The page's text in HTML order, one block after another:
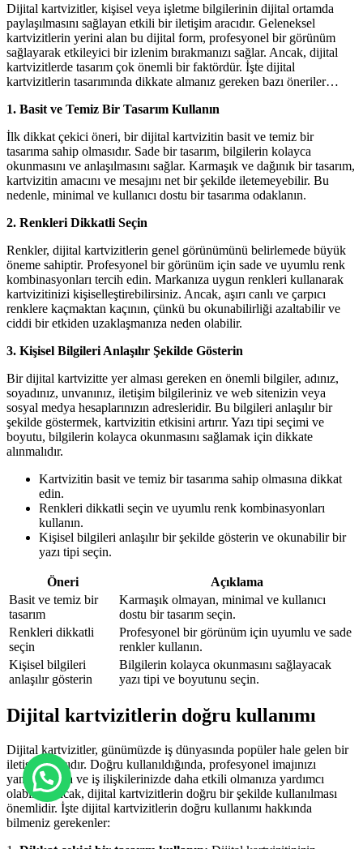
Dijital kartvizitler, kişisel veya işletme bilgilerinin dijital ortamda
paylaşılmasını sağlayan etkili bir iletişim aracıdır. Geleneksel
kartvizitlerin yerini alan bu dijital form, profesyonel bir görünüm
sağlayarak etkileyici bir izlenim bırakmanızı sağlar. Ancak, dijital
kartvizitlerde tasarım çok önemli bir faktördür. İşte dijital
kartvizitlerin tasarımında dikkate almanız gereken bazı öneriler…
1. Basit ve Temiz Bir Tasarım Kullanın
İlk dikkat çekici öneri, bir dijital kartvizitin basit ve temiz bir
tasarıma sahip olmasıdır. Sade bir tasarım, bilgilerin kolayca
okunmasını ve anlaşılmasını sağlar. Karmaşık ve dağınık bir tasarım,
kartvizitin amacını ve mesajını net bir şekilde iletemeyebilir. Bu
nedenle, minimal ve kullanıcı dostu bir tasarıma odaklanın.
2. Renkleri Dikkatli Seçin
Renkler, dijital kartvizitlerin genel görünümünü belirlemede büyük
öneme sahiptir. Profesyonel bir görünüm için sade ve uyumlu renk
kombinasyonları tercih edin. Markanıza uygun renkleri kullanarak
kartvizitinizi kişiselleştirebilirsiniz. Ancak, aşırı canlı ve çarpıcı
renklere kaçmaktan kaçının, çünkü bu okunabilirliği azaltabilir ve
ciddi bir etkiden uzaklaşmanıza neden olabilir.
3. Kişisel Bilgileri Anlaşılır Şekilde Gösterin
Bir dijital kartvizitte yer alması gereken en önemli bilgiler, adınız,
soyadınız, unvanınız, iletişim bilgileriniz ve web sitenizin veya
sosyal medya hesaplarınızın adresleridir. Bu bilgileri anlaşılır bir
şekilde göstermek, kartvizitin etkisini artırır. Yazı tipi seçimi ve
boyutu, bilgilerin kolayca okunmasını sağlamak için dikkate
alınmalıdır.
Kartvizitin basit ve temiz bir tasarıma sahip olmasına dikkat
edin.
Renkleri dikkatli seçin ve uyumlu renk kombinasyonları
kullanın.
Kişisel bilgileri anlaşılır bir şekilde gösterin ve okunabilir bir
yazı tipi seçin.
Öneri
Açıklama
Basit ve temiz bir
tasarım
Karmaşık olmayan, minimal ve kullanıcı
dostu bir tasarım seçin.
Renkleri dikkatli
seçin
Profesyonel bir görünüm için uyumlu ve sade
renkler kullanın.
Kişisel bilgileri
anlaşılır gösterin
Bilgilerin kolayca okunmasını sağlayacak
yazı tipi ve boyutunu seçin.
Dijital kartvizitlerin doğru kullanımı
Dijital kartvizitler, günümüzde iş dünyasında popüler hale gelen bir
iletişim aracıdır. Doğru kullanıldığında, profesyonel imajınızı
yansıtmanıza ve iş ilişkilerinizde daha etkili olmanıza yardımcı
olabilir. Ancak, dijital kartvizitlerin doğru bir şekilde kullanılması
önemlidir. İşte dijital kartvizitlerin doğru kullanımı hakkında
bilmeniz gerekenler: